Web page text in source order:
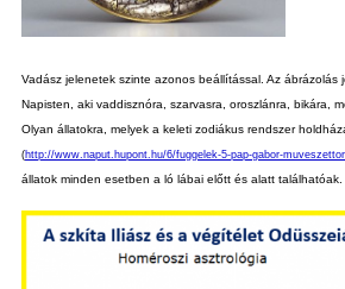
Vadász jelenetek szinte azonos beállítással. Az ábrázolás
Napisten, aki vaddisznóra, szarvasra, oroszlánra, bikára,
Olyan állatokra, melyek a keleti zodiákus rendszer
(http://www.naput.hupont.hu/6/fuggelek-5-pap-gabor-
állatok minden esetben a ló lábai előtt és alatt találhatóak.